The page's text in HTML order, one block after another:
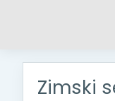
Zimski